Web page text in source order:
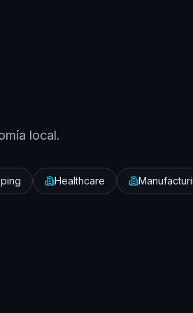
local.
Healthcare